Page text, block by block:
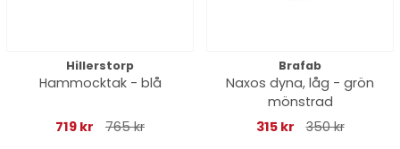
Hillerstorp
Hammocktak - blå
719 kr 765 kr
Brafab
Naxos dyna, låg - grön
mönstrad
315 kr
350 kr